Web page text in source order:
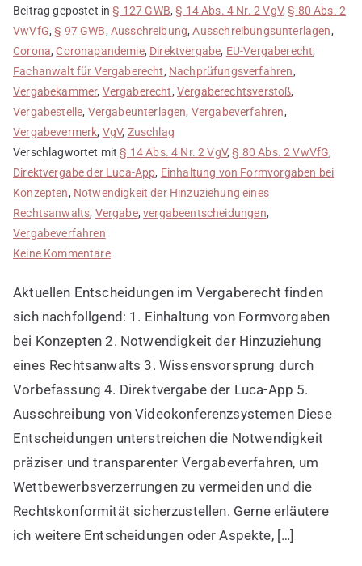
Beitrag gepostet in§ 127 GWB,§ 14 Abs. 4 Nr. 2 VgV,§ 80 Abs. 2
VwVfG,§ 97 GWB, Ausschreibung,Ausschreibungsunterlagen,
Corona,Coronapandemie, Direktvergabe, EU-Vergaberecht,
Fachanwalt für Vergaberecht, Nachprüfungsverfahren,
Vergabekammer, Vergaberecht, Vergaberechtsverstoß,
Vergabestelle, Vergabeunterlagen, Vergabeverfahren,
Vergabevermerk, VgV, Zuschlag
Verschlagwortet mit§ 14 Abs. 4 Nr. 2 VgV,§ 80 Abs. 2 VwVfG,
Direktvergabe der Luca-App, Einhaltung von Formvorgaben bei
Konzepten, Notwendigkeit der Hinzuziehung eines
Rechtsanwalts, Vergabe,vergabeentscheidungen,
Vergabeverfahren
Keine Kommentarezu
Entscheidungen
im
Vergaberecht
Aktuellen Entscheidungen im Vergaberecht finden
sich nachfollgend: 1. Einhaltung von Formvorgaben
bei Konzepten 2. Notwendigkeit der Hinzuziehung
eines Rechtsanwalts 3. Wissensvorsprung durch
Vorbefassung 4. Direktvergabe der Luca-App 5.
Ausschreibung von Videokonferenzsystemen Diese
Entscheidungen unterstreichen die Notwendigkeit
präziser und transparenter Vergabeverfahren, um
Wettbewerbsverzerrungen zu vermeiden und die
Rechtskonformität sicherzustellen. Gerne erläutere
ich weitere Entscheidungen oder Aspekte, […]